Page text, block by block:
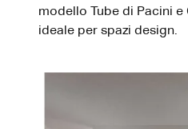
modello Tube di Pacini e
ideale per spazi design.